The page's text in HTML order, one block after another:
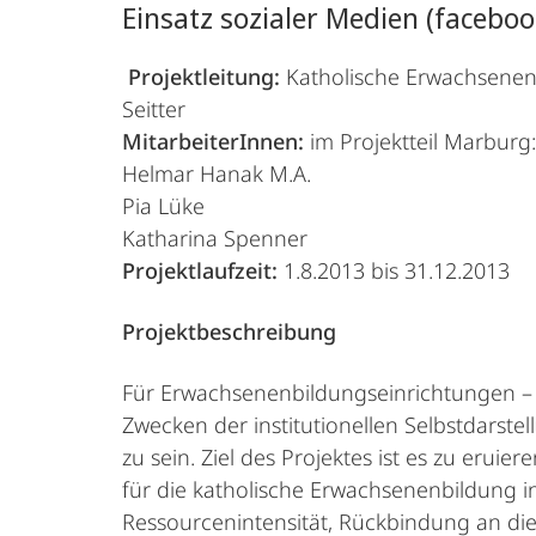
Einsatz sozialer Medien
Projektleitung: Katholische
Seitter
MitarbeiterInnen: im Projektteil Marburg:
Helmar Hanak M.A.
Pia Lüke
Katharina Spenner
Projektlaufzeit: 1.8.2013 bis 31.12.2013
Projektbeschreibung
Für Erwachsenenbildungseinrichtungen
Zwecken der institutionellen
zu sein. Ziel des Projektes ist es zu
für die katholische Erwachsenenbildung
Ressourcenintensität, Rückbindung an